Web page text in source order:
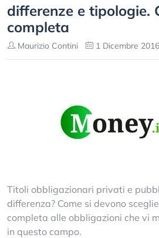
differenze e tipologie.
completa
Maurizio Contini 1 Dicembre
Titoli obbligazionari privati e
differenza? Come si devono
completa alle obbligazioni che vi
in questo campo.